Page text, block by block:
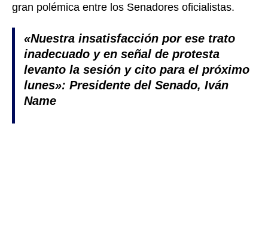
gran polémica entre los Senadores oficialistas.
«Nuestra insatisfacción por ese trato
inadecuado y en señal de protesta
levanto la sesión y cito para el próximo
lunes»: Presidente del Senado, Iván
Name